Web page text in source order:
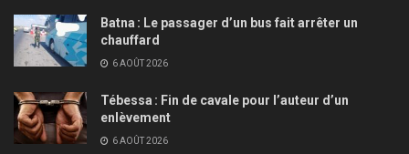
Batna : Le passager d’un bus fait arrêter un
chauffard
6 AOÛT 2026
Tébessa : Fin de cavale pour l’auteur d’un
enlèvement
6 AOÛT 2026